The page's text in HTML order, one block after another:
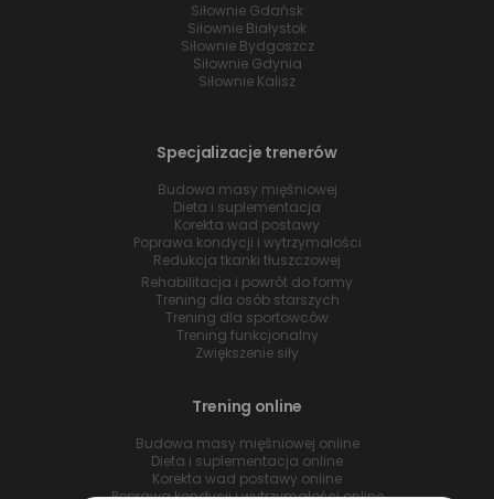
Siłownie Gdańsk
Siłownie Białystok
Siłownie Bydgoszcz
Siłownie Gdynia
Siłownie Kalisz
Specjalizacje trenerów
Budowa masy mięśniowej
Dieta i suplementacja
Korekta wad postawy
Poprawa kondycji i wytrzymałości
Redukcja tkanki tłuszczowej
Rehabilitacja i powrót do formy
Trening dla osób starszych
Trening dla sportowców
Trening funkcjonalny
Zwiększenie siły
Trening online
Budowa masy mięśniowej online
Dieta i suplementacja online
Korekta wad postawy online